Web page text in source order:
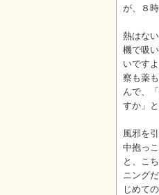
が、８
熱はな
機で吸
いです
察も薬
んで、
すか」
風邪を
中抱っ
と、こ
ニング
じめて